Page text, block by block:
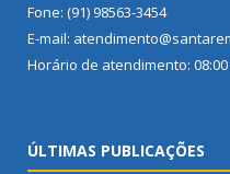
Fone: (91) 98563-3454
E-mail:
Horário de atendimento: 08:00
ÚLTIMAS PUBLICAÇÕES